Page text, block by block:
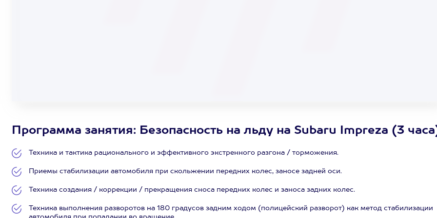
Программа занятия: Безопасность на льду на Subaru Impreza (3
Техника и тактика рационального и эффективного экстренного разгона / торможения.
Приемы стабилизации автомобиля при скольжении передних колес, заносе задней оси.
Техника создания / коррекции / прекращения сноса передних колес и заноса задних колес.
Техника выполнения разворотов на 180 градусов задним ходом (полицейский разворот) как метод стабилизации